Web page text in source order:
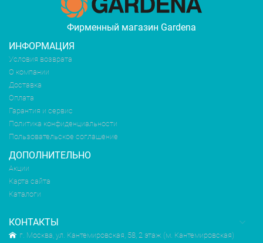
Фирменный магазин Gardena
ИНФОРМАЦИЯ
Условия возврата
О компании
Доставка
Оплата
Гарантия и сервис
Политика конфиденциальности
Пользовательское соглашение
ДОПОЛНИТЕЛЬНО
Акции
Карта сайта
Каталоги
КОНТАКТЫ
г. Москва, ул. Кантемировская, 58, 2 этаж (м. Кантемировская)